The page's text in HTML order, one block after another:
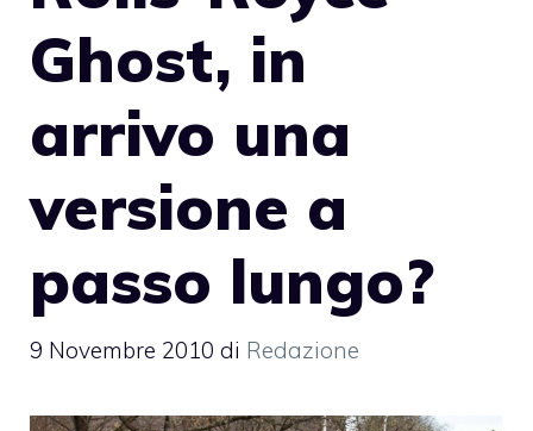
Ghost, in
arrivo una
versione a
passo lungo?
9 Novembre 2010 di Redazione